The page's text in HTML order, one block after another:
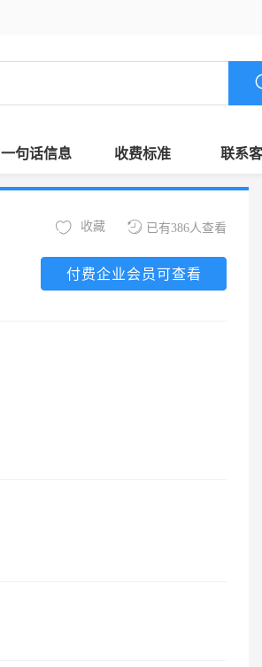
一句话信息 收费标准 联系
已有386人查看
收藏
付费企业会员可查看